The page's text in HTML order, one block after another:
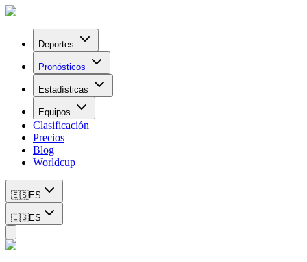
Deportes
Pronósticos
Estadísticas
Equipos
Clasificación
Precios
Blog
Worldcup
🇪🇸ES
🇪🇸ES